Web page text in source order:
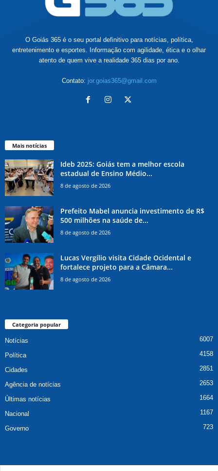
O Goiás 365 é o seu portal definitivo para notícias, política,
entretenimento e esportes. Informação com agilidade, ética e o olhar
atento de quem vive a realidade 365 dias por ano.
Contato: jor.goias365@gmail.com
Mais notícias
Ideb 2025: Goiás tem a melhor escola
estadual de Ensino Médio...
8 de agosto de 2026
Prefeito Mabel anuncia investimento de R$
500 milhões na saúde de...
8 de agosto de 2026
Lucas Vergílio visita Cidade Ocidental e
fortalece projeto para a Câmara...
8 de agosto de 2026
Categoria popular
Notícias 6007
Política 4158
Cidades 2851
Agência de notícias 2653
Últimas notícias 1664
Nacional 1167
Governo 723